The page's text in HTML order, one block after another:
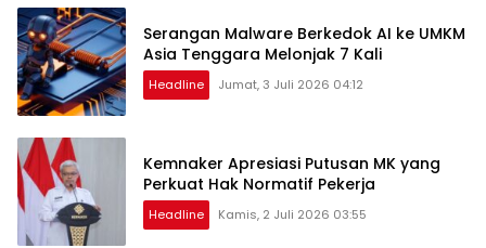
Serangan Malware Berkedok AI ke UMKM
Asia Tenggara Melonjak 7 Kali
Headline Jumat, 3 Juli 2026 04:12
Kemnaker Apresiasi Putusan MK yang
Perkuat Hak Normatif Pekerja
Headline Kamis, 2 Juli 2026 03:55